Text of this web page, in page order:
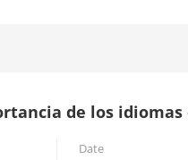
de los
Date